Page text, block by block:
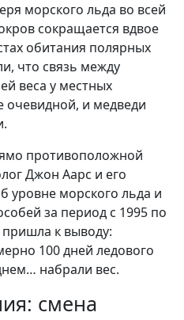
морского льда во всей
сокращается вдвое
обитания полярных
что связь между
веса у местных
очевидной, и медведи
противоположной
Джон Аарс и его
уровне морского льда и
за период с 1995 по
к выводу:
100 дней ледового
набрали вес.
смена